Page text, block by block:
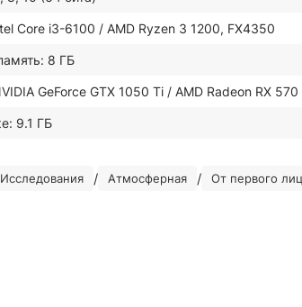
Core i3-6100 / AMD Ryzen 3 1200, FX4350
8 ГБ
GeForce GTX 1050 Ti / AMD Radeon RX 570
9.1 ГБ
Исследования / Атмосферная / От первого